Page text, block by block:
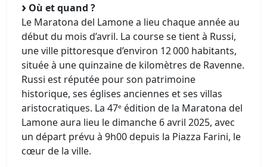
Où et quand ?
Le Maratona del Lamone a lieu chaque année au
début du mois d’avril. La course se tient à Russi,
une ville pittoresque d’environ 12 000 habitants,
située à une quinzaine de kilomètres de Ravenne.
Russi est réputée pour son patrimoine
historique, ses églises anciennes et ses villas
aristocratiques. La 47ᵉ édition de la Maratona del
Lamone aura lieu le dimanche 6 avril 2025, avec
un départ prévu à 9h00 depuis la Piazza Farini, le
cœur de la ville.